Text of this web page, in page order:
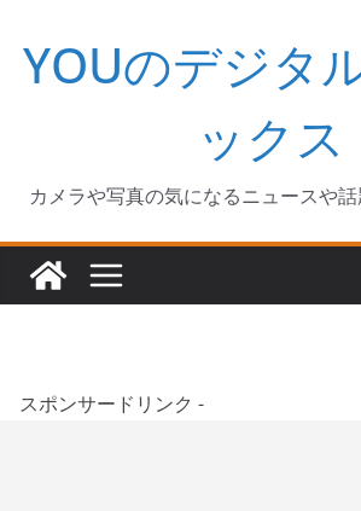
キ
YOUのデジタ
ックス
カメラや写真の気になるニュースや
スポンサードリンク -